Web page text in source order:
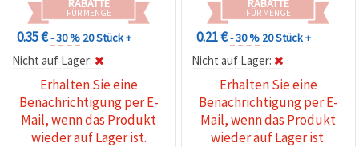
FÜR MENGE
0.35 €- 30 % 20 Stück +
Nicht auf Lager:
Erhalten Sie eine
Benachrichtigung per E-
Mail, wenn das Produkt
wieder auf Lager ist.
FÜR MENGE
0.21 €- 30 % 20 Stück +
Nicht auf Lager:
Erhalten Sie eine
Benachrichtigung per E-
Mail, wenn das Produkt
wieder auf Lager ist.